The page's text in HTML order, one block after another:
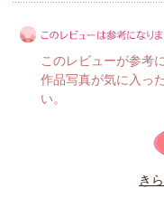
このレビューは参考にな
このレビューが参考
作品写真が気に入っ
い。
き